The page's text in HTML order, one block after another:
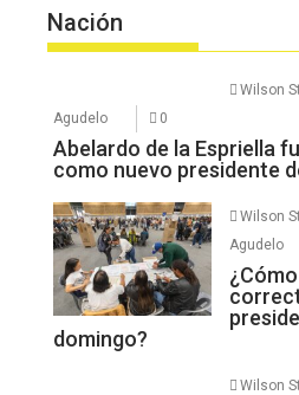
Nación
Wilson
Agudelo
0
Abelardo de la Espriella
como nuevo presidente
Wilson
Agudelo
domingo?
Wilson